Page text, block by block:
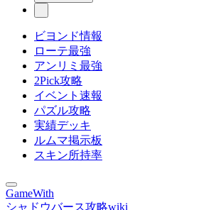
ビヨンド情報
ローテ最強
アンリミ最強
2Pick攻略
イベント速報
パズル攻略
実績デッキ
ルムマ掲示板
スキン所持率
GameWith
シャドウバース攻略wiki